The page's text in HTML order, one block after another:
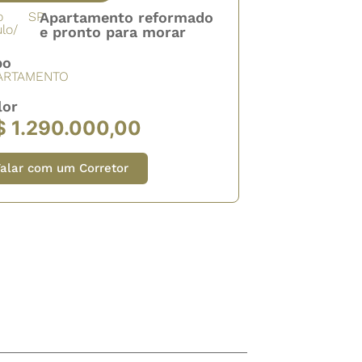
SPApartamento reformado
e pronto para morar
1.290.000,00
com um Corretor